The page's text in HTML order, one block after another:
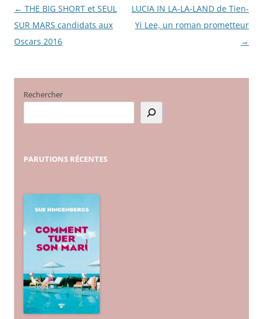
Navigation
des
articles
← THE BIG SHORT et SEUL
SUR MARS candidats aux
Oscars 2016
LUCIA IN LA-LA-LAND de Tien-
Yi Lee, un roman prometteur
→
Rechercher
PARUTIONS RÉCENTES